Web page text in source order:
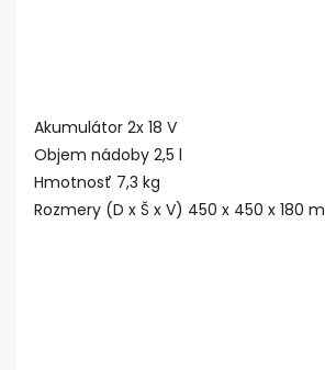
Akumulátor 2x 18 V
Objem nádoby 2,5 l
Hmotnosť 7,3 kg
Rozmery (D x Š x V) 450 x 450 x 180